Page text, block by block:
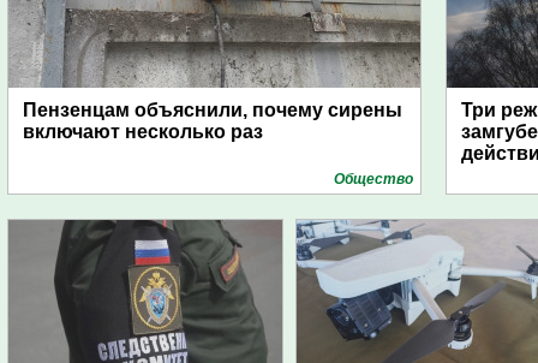
Пензенцам объяснили, почему сирены
включают несколько раз
Общество
Три